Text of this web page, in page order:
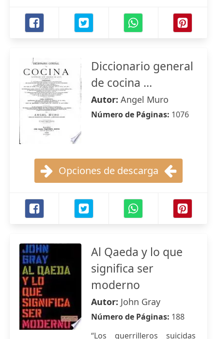
Diccionario general
de cocina ...
Autor: Angel Muro
Número de Páginas: 1076
Opciones de descarga
Al Qaeda y lo que
significa ser
moderno
Autor: John Gray
Número de Páginas: 188
“Los guerrilleros suicidas